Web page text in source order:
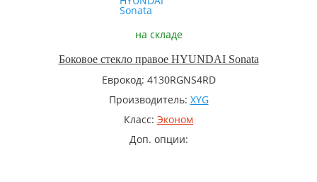
на складе
Боковое стекло правое HYUNDAI Sonata
Еврокод: 4130RGNS4RD
Производитель: XYG
Класс: Эконом
Доп. опции: